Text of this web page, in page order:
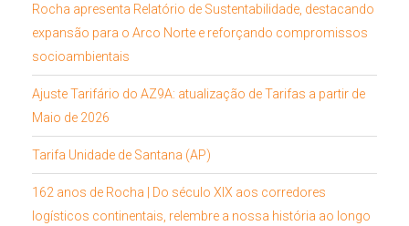
Rocha apresenta Relatório de Sustentabilidade, destacando
expansão para o Arco Norte e reforçando compromissos
socioambientais
Ajuste Tarifário do AZ9A: atualização de Tarifas a partir de
Maio de 2026
Tarifa Unidade de Santana (AP)
162 anos de Rocha | Do século XIX aos corredores
logísticos continentais, relembre a nossa história ao longo